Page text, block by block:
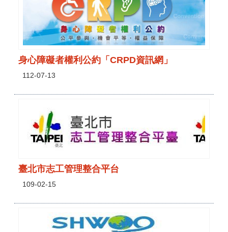
身心障礙者權利公約「CRPD資訊網」
112-07-13
臺北市志工管理整合平台
109-02-15